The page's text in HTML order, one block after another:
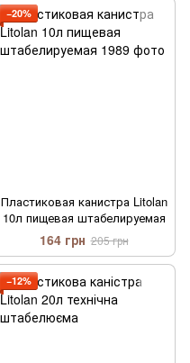
−20%
Пластиковая канистра Litolan
10л пищевая штабелируемая
164 грн 205 грн
−12%